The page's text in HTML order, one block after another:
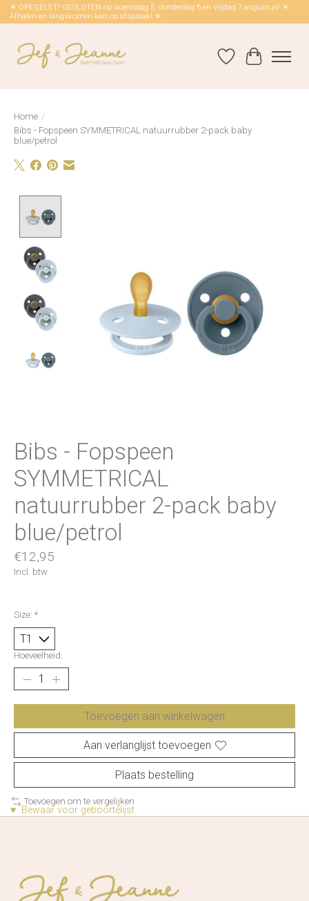
☀ OPEGELET! GESLOTEN op woensdag 5, donderdag 6 en vrijdag 7 augustus! ☀
Afhalen en langskomen kan op afspraak! ☀
Verlanglijst
Home /
Bibs - Fopspeen SYMMETRICAL natuurrubber 2-pack baby
blue/petrol
Bibs - Fopspeen
SYMMETRICAL
natuurrubber 2-pack baby
blue/petrol
€12,95
Incl. btw
Size: *
Hoeveelheid:
Toevoegen aan winkelwagen
Aan verlanglijst toevoegen
Plaats bestelling
Toevoegen om te vergelijken
♥ Bewaar voor geboortelijst